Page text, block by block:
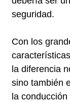
seguridad.
Con los
la diferencia
sino también
la